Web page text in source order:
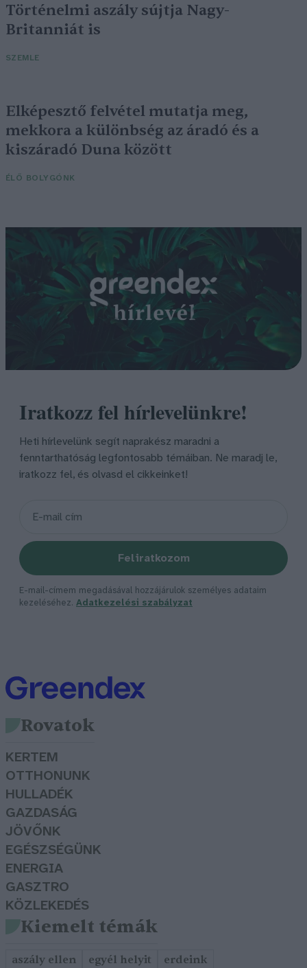
Történelmi aszály sújtja Nagy-
Britanniát is
SZEMLE
Elképesztő felvétel mutatja meg,
mekkora a különbség az áradó és a
kiszáradó Duna között
ÉLŐ BOLYGÓNK
Iratkozz fel hírlevelünkre!
Heti hírlevelünk segít naprakész maradni a
fenntarthatóság legfontosabb témáiban. Ne maradj le,
iratkozz fel, és olvasd el cikkeinket!
Feliratkozom
E-mail-címem megadásával hozzájárulok személyes adataim
kezeléséhez. Adatkezelési szabályzat
Rovatok
KERTEM
OTTHONUNK
HULLADÉK
GAZDASÁG
JÖVŐNK
EGÉSZSÉGÜNK
ENERGIA
GASZTRO
KÖZLEKEDÉS
Kiemelt témák
aszály ellen egyél helyit erdeink